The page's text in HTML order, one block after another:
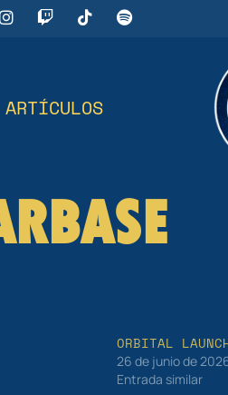
ARTÍCULOS
ORBITAL
26 de junio de
Entrada similar